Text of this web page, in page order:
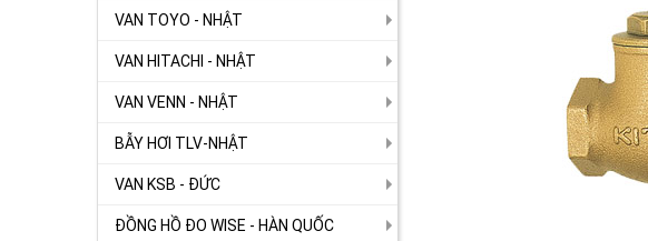
VAN TOYO - NHẬT
VAN HITACHI - NHẬT
VAN VENN - NHẬT
BẪY HƠI TLV-NHẬT
VAN KSB - ĐỨC
ĐỒNG HỒ ĐO WISE - HÀN QUỐC